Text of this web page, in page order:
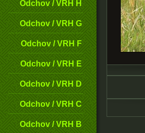
Odchov / VRH H
Odchov / VRH G
Odchov / VRH F
Odchov / VRH E
Odchov / VRH D
Odchov / VRH C
Odchov / VRH B